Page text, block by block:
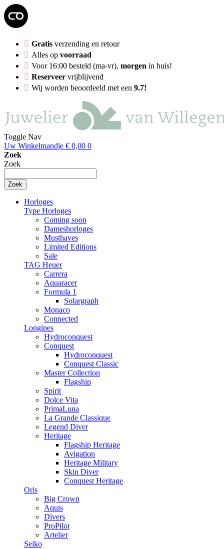
Gratis verzending en retour
Alles op voorraad
Voor 16:00 besteld (ma-vr), morgen in huis!
Reserveer vrijblijvend
Wij worden beoordeeld met een 9.7!
Toggle Nav
Uw Winkelmandje € 0,00 0
Zoek
Zoek
Zoek
Horloges
Type Horloges
Coming soon
Dameshorloges
Musthaves
Limited Editions
Sale
TAG Heuer
Carrera
Aquaracer
Formula 1
Solargraph
Monaco
Connected
Longines
Hydroconquest
Conquest
Hydroconquest
Conquest Classic
Master Collection
Flagship
Spirit
Dolce Vita
PrimaLuna
La Grande Classique
Legend Diver
Heritage
Flagship Heritage
Avigation
Heritage Military
Skin Diver
Conquest Heritage
Oris
Big Crown
Aquis
Divers
ProPilot
Artelier
Seiko